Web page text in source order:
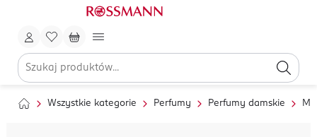
Wszystkie kategorie Perfumy Perfumy damskie